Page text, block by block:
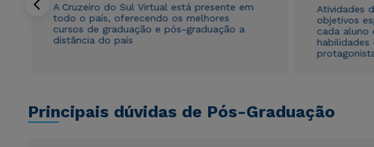
A Cruzeiro do Sul Virtual está presente em
todo o país, oferecendo os melhores
cursos de graduação e pós-graduação a
distância do país
Atividades
objetivos
cada aluno
Principais dúvidas de Pós-Graduação